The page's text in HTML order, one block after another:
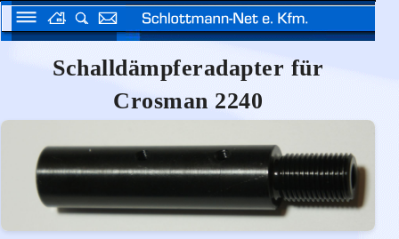
Schalldämpferadapter für
Crosman 2240